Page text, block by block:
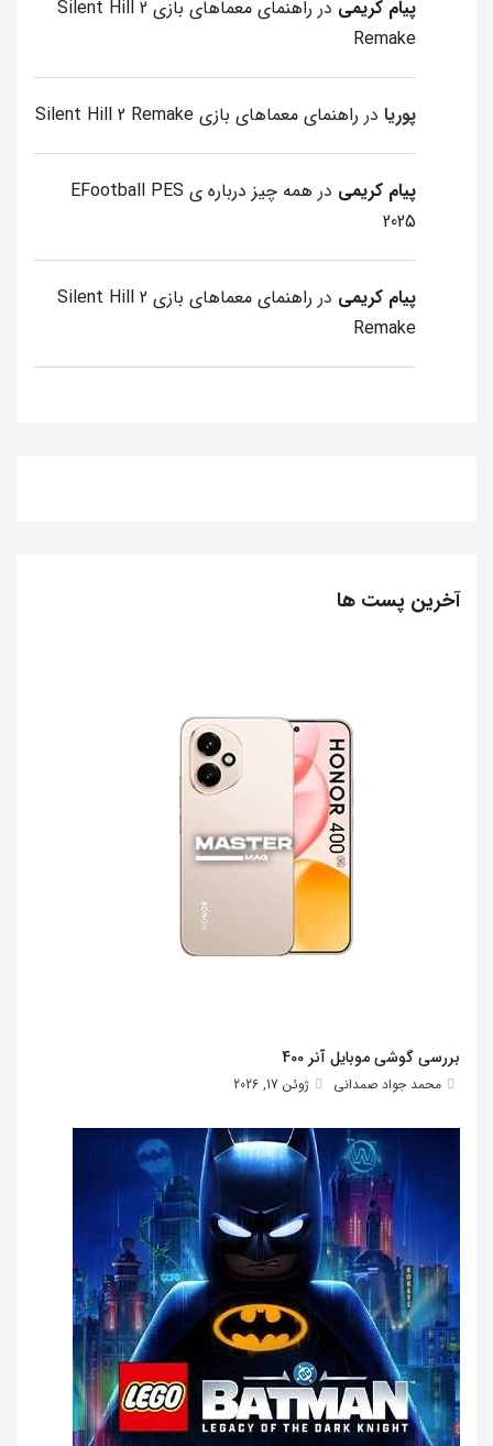
پیام کریمی در
راهنمای معماهای بازی Silent Hill 2
Remake
پوریا در راهنمای معماهای بازی Silent Hill 2 Remake
پیام کریمی در
همه چیز درباره ی EFootball PES
2025
پیام کریمی در
راهنمای معماهای بازی Silent Hill 2
Remake
آخرین پست ها
بررسی گوشی موبایل آنر 400
محمد جواد صمدانی ژوئن 17, 2026